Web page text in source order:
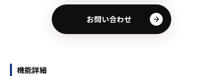
お問い合わせ
機能詳細